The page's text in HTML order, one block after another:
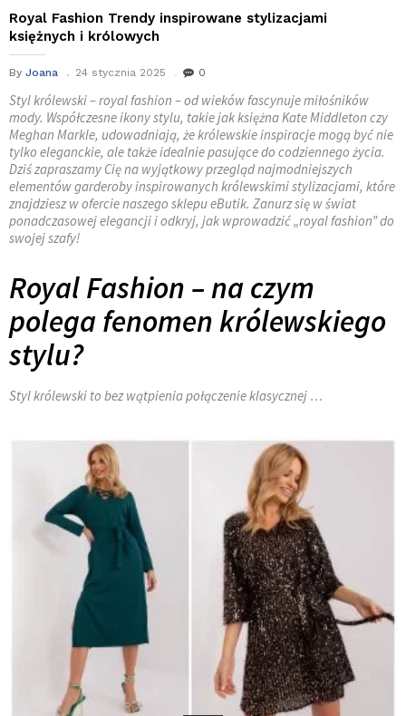
Royal Fashion Trendy inspirowane stylizacjami
księżnych i królowych
By Joana 24 stycznia 2025 0
Styl królewski – royal fashion – od wieków fascynuje miłośników
mody. Współczesne ikony stylu, takie jak księżna Kate Middleton czy
Meghan Markle, udowadniają, że królewskie inspiracje mogą być nie
tylko eleganckie, ale także idealnie pasujące do codziennego życia.
Dziś zapraszamy Cię na wyjątkowy przegląd najmodniejszych
elementów garderoby inspirowanych królewskimi stylizacjami, które
znajdziesz w ofercie naszego sklepu eButik. Zanurz się w świat
ponadczasowej elegancji i odkryj, jak wprowadzić „royal fashion” do
swojej szafy!
Royal Fashion – na czym
polega fenomen królewskiego
stylu?
Styl królewski to bez wątpienia połączenie klasycznej …